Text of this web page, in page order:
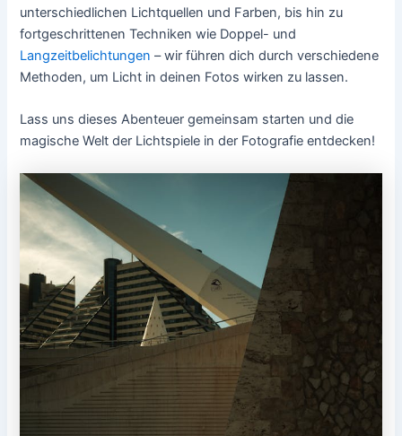
unterschiedlichen Lichtquellen und Farben, bis hin zu
fortgeschrittenen Techniken wie Doppel- und
Langzeitbelichtungen – wir führen dich durch verschiedene
Methoden, um Licht in deinen Fotos wirken zu lassen.
Lass uns dieses Abenteuer gemeinsam starten und die
magische Welt der Lichtspiele in der Fotografie entdecken!